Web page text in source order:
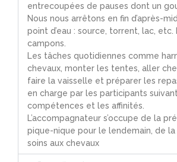
entrecoupées de pauses dont un
Nous nous arrêtons en fin d’après-
point d’eau : source, torrent, lac, etc.
campons.
Les tâches quotidiennes comme
chevaux, monter les tentes, aller
faire la vaisselle et préparer les
en charge par les participants
compétences et les affinités.
L’accompagnateur s’occupe de la
pique-nique pour le lendemain, de
soins aux chevaux